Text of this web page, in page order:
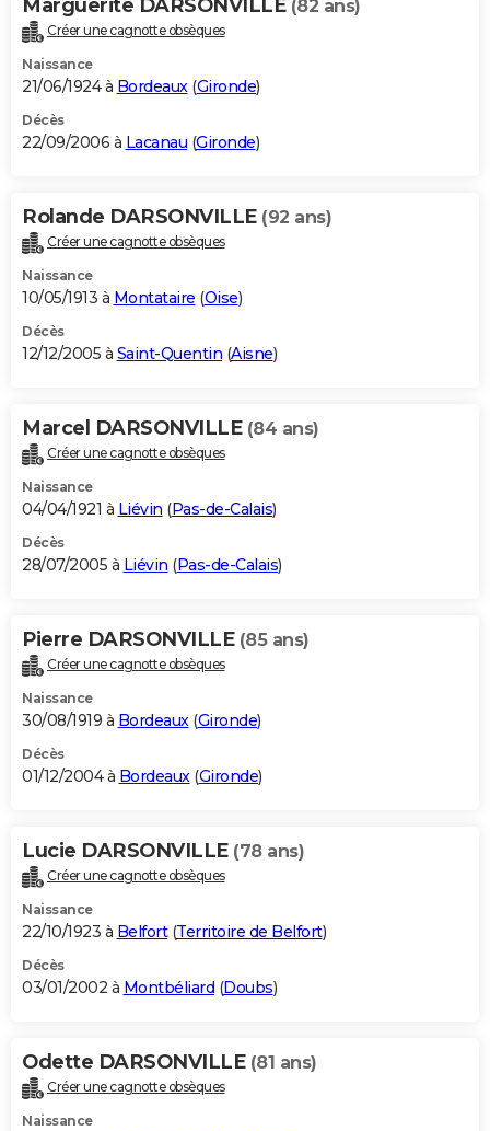
Marguerite DARSONVILLE (82 ans)
Créer une cagnotte obsèques
Naissance
21/06/1924 à Bordeaux(Gironde)
Décès
22/09/2006 à Lacanau (Gironde)
Rolande DARSONVILLE (92 ans)
Créer une cagnotte obsèques
Naissance
10/05/1913 à Montataire (Oise)
Décès
12/12/2005 à Saint-Quentin (Aisne)
Marcel DARSONVILLE (84 ans)
Créer une cagnotte obsèques
Naissance
04/04/1921 à Liévin (Pas-de-Calais)
Décès
28/07/2005 à Liévin (Pas-de-Calais)
Pierre DARSONVILLE (85 ans)
Créer une cagnotte obsèques
Naissance
30/08/1919 à Bordeaux(Gironde)
Décès
01/12/2004 à Bordeaux(Gironde)
Lucie DARSONVILLE (78 ans)
Créer une cagnotte obsèques
Naissance
22/10/1923 à Belfort(Territoire de Belfort)
Décès
03/01/2002 à Montbéliard (Doubs)
Odette DARSONVILLE (81 ans)
Créer une cagnotte obsèques
Naissance